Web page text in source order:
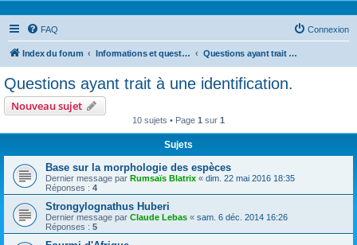
FAQ Connexion
Index du forum Informations et questions taxonomiques Questions ayant trait à une identification.
Questions ayant trait à une identification.
Nouveau sujet
10 sujets • Page 1 sur 1
Sujets
Base sur la morphologie des espèces
Dernier message par Rumsaïs Blatrix « dim. 22 mai 2016 18:35
Réponses : 4
Strongylognathus Huberi
Dernier message par Claude Lebas « sam. 6 déc. 2014 16:26
Réponses : 5